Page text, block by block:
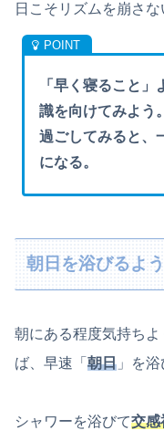
日こそリズムを崩さな
「早く寝ること
識を向けてみよう
過ごしてみると、
になる。
朝日を浴びるよ
朝にある程度気持ち
ば、早速「 朝日 」を
シャワーを浴びて交感